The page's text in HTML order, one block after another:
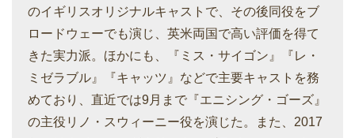
のイギリスオリジナルキャストで、その後同役をブ
ロードウェーでも演じ、英米両国で高い評価を得て
きた実力派。ほかにも、『ミス・サイゴン』『レ・
ミゼラブル』『キャッツ』などで主要キャストを務
めており、直近では9月まで『エニシング・ゴーズ』
の主役リノ・スウィーニー役を演じた。また、2017